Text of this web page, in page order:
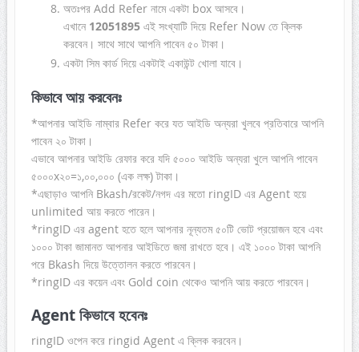
অতঃপর Add Refer নামে একটা box আসবে।
এখানে 12051895এই সংখ্যাটি দিয়ে Refer Now তে ক্লিক
করবেন। সাথে সাথে আপনি পাবেন ৫০ টাকা।
একটা সিম কার্ড দিয়ে একটাই একাউন্ট খোলা যাবে।
কিভাবে আয় করবেনঃ
*আপনার আইডি নাম্বার Refer করে যত আইডি অন্যরা খুলবে প্রতিবারে আপনি
পাবেন ২০ টাকা।
এভাবে আপনার আইডি রেফার করে যদি ৫০০০ আইডি অন্যরা খুলে আপনি পাবেন
৫০০০x২০=১,০০,০০০ (এক লক্ষ) টাকা।
*এছাড়াও আপনি Bkash/রকেট/নগদ এর মতো ringID এর Agent হয়ে
unlimited আয় করতে পারেন।
*ringID এর agent হতে হলে আপনার নূন্যতম ৫০টি ভোট প্রয়োজন হবে এবং
১০০০ টাকা জামানত আপনার আইডিতে জমা রাখতে হবে। এই ১০০০ টাকা আপনি
পরে Bkash দিয়ে উত্তোলন করতে পারবেন।
*ringID এর কয়েন এবং Gold coin থেকেও আপনি আয় করতে পারবেন।
Agentকিভাবে হবেনঃ
ringID ওপেন করে ringid Agent এ ক্লিক করবেন।